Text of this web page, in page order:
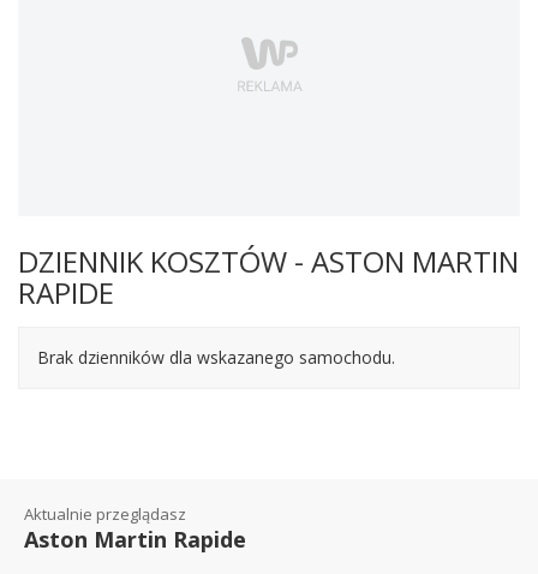
DZIENNIK KOSZTÓW - ASTON MARTIN
RAPIDE
Brak dzienników dla wskazanego samochodu.
Aktualnie przeglądasz
Aston Martin Rapide